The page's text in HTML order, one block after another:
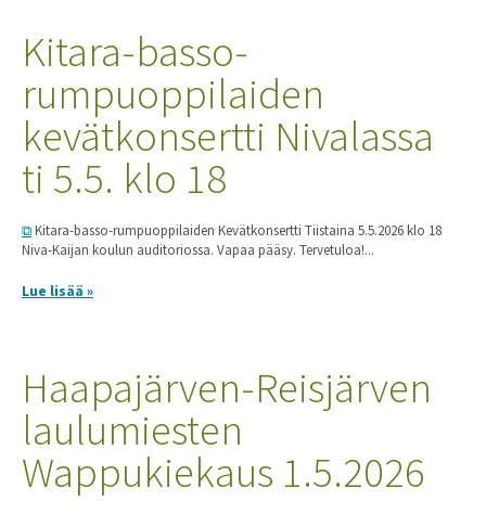
Kitara-basso-
rumpuoppilaiden
kevätkonsertti Nivalassa
ti 5.5. klo 18
Kitara-basso-rumpuoppilaiden Kevätkonsertti Tiistaina 5.5.2026 klo 18
Niva-Kaijan koulun auditoriossa. Vapaa pääsy. Tervetuloa!...
Lue lisää »
Haapajärven-Reisjärven
laulumiesten
Wappukiekaus 1.5.2026